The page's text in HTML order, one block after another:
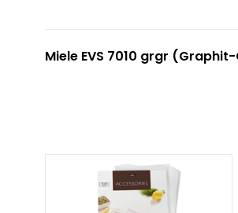
Miele EVS 7010 grgr